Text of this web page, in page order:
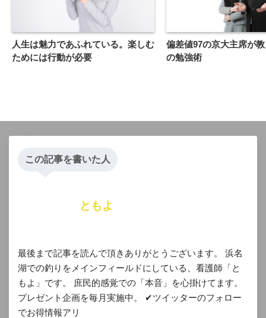
人生は魅力であふれている。楽しむ
ためには行動が必要
偏差値97の京大主席が
の勉強術
この記事を書いた人
ともよ
最後まで記事を読んで頂きありがとうございます。 浜名
湖での釣りをメインフィールドにしている、看護師「と
もよ」です。 庶民的感覚での「本音」を心掛けてます。
プレゼント企画を毎月実施中。 ✔︎ツイッターのフォロー
でお得情報アリ